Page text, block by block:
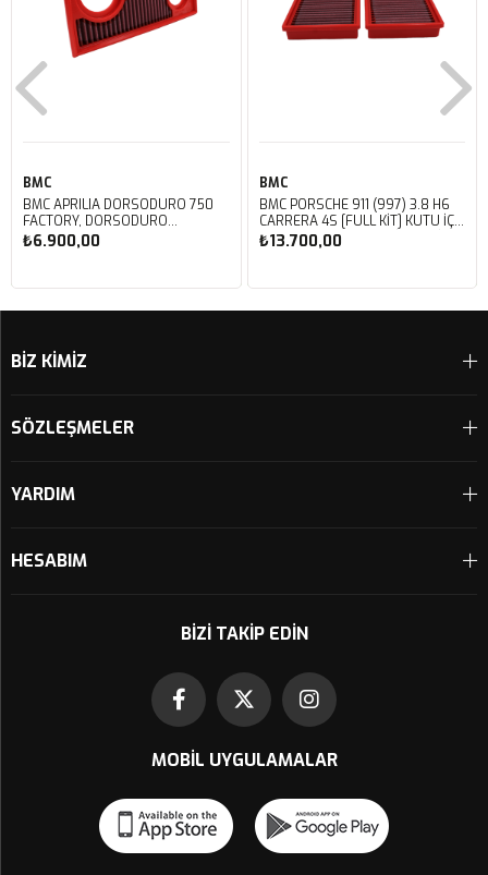
BMC
BMC APRILIA DORSODURO 750
FACTORY, DORSODURO
900, SHIVER 750 GT, SHIVER
750 KUTU İÇİ PERFORMANS
₺6.900,00
BMC
BMC PORSCHE 911 (997) 3.8 H6
CARRERA 4S [FULL KIT] KUTU İÇİ
PERFORMANS HAVA FİLTRESİ
FB468/20
₺13.700,00
BİZ KİMİZ
SÖZLEŞMELER
YARDIM
HESABIM
BIZI TAKIP EDIN
MOBIL UYGULAMALAR